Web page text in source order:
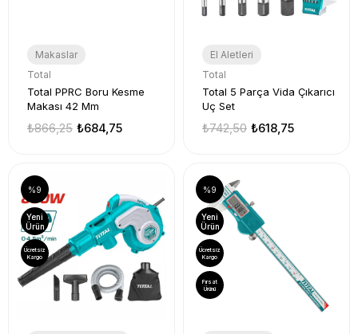
Makaslar
Total
Total PPRC Boru Kesme
Makası 42 Mm
₺684,75
₺866,25
El Aletleri
Total
Total 5 Parça Vida Çıkarıcı
Uç Set
₺618,75
₺742,50
%9
Yeni
Ürün
Ücretsiz
Kargo
%9
Yeni
Ürün
Ücretsiz
Kargo
Fırsat
Ürünü